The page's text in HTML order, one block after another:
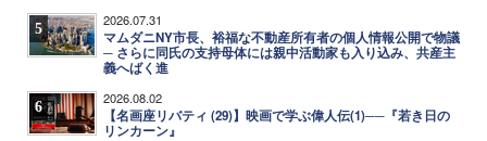
5 2026.07.31
マムダニNY市長、裕福な不動産所有者の個人情報公開で物議
─ さらに同氏の支持母体には親中活動家も入り込み、共産主
義へばく進
6 2026.08.02
【名画座リバティ (29)】映画で学ぶ偉人伝(1)──『若き日の
リンカーン』